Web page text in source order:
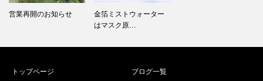
営業再開のお知らせ
金箔ミストウォーター
はマスク原…
トップページ
ブログ一覧